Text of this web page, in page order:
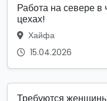
Работа на севере
цехах!
Хайфа
15.04.2026
Требуются